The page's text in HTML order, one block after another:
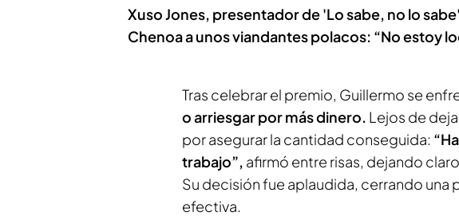
Xuso Jones, presentador de 'Lo sabe, no lo
Chenoa a unos viandantes polacos: “No estoy
Tras celebrar el premio, Guillermo se
o arriesgar por más dinero. Lejos de
por asegurar la cantidad conseguida:
trabajo”, afirmó entre risas, dejando
Su decisión fue aplaudida, cerrando
efectiva.